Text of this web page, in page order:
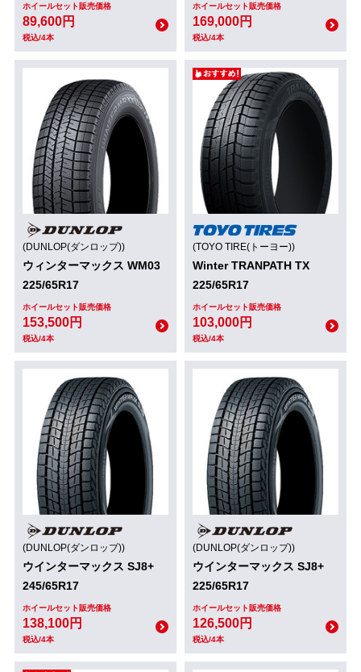
ホイールセット販売価格
89,600円
税込/4本
ホイールセット販売価格
169,000円
税込/4本
(DUNLOP(ダンロップ))
ウィンターマックス WM03
225/65R17
ホイールセット販売価格
153,500円
税込/4本
(TOYO TIRE(トーヨー))
Winter TRANPATH TX
225/65R17
ホイールセット販売価格
103,000円
税込/4本
(DUNLOP(ダンロップ))
ウインターマックス SJ8+
245/65R17
ホイールセット販売価格
138,100円
税込/4本
(DUNLOP(ダンロップ))
ウインターマックス SJ8+
225/65R17
ホイールセット販売価格
126,500円
税込/4本